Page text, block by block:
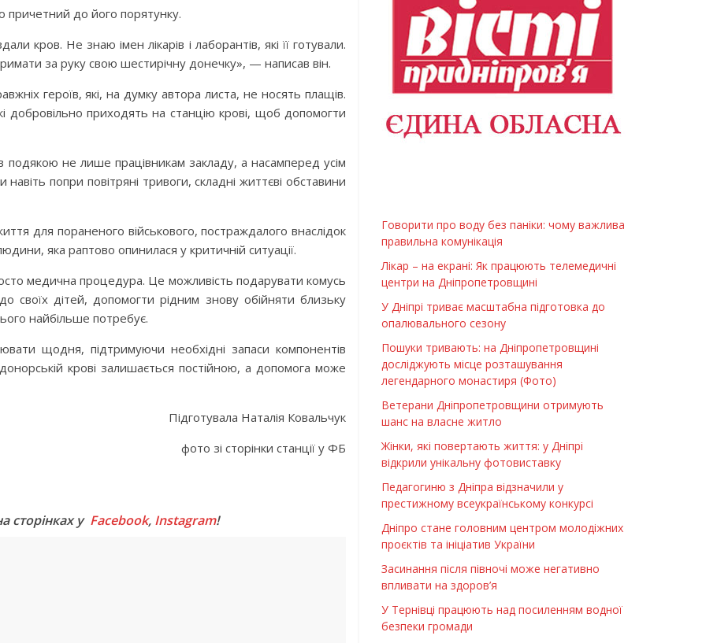
причетний до його порятунку.
кров. Не знаю імен лікарів і лаборантів, які її готували.
за руку свою шестирічну донечку», — написав він.
героїв, які, на думку автора листа, не носять плащів.
добровільно приходять на станцію крові, щоб допомогти
подякою не лише працівникам закладу, а насамперед усім
попри повітряні тривоги, складні життєві обставини
для пораненого військового, постраждалого внаслідок
яка раптово опинилася у критичній ситуації.
медична процедура. Це можливість подарувати комусь
своїх дітей, допомогти рідним знову обійняти близьку
найбільше потребує.
щодня, підтримуючи необхідні запаси компонентів
крові залишається постійною, а допомога може
Підготувала Наталія Ковальчук
фото зі сторінки станції у ФБ
сторінках у Facebook, Instagram!
Говорити про воду без паніки: чому важлива
правильна комунікація
Лікар – на екрані: Як працюють телемедичні
центри на Дніпропетровщині
У Дніпрі триває масштабна підготовка до
опалювального сезону
Пошуки тривають: на Дніпропетровщині
досліджують місце розташування
легендарного монастиря (Фото)
Ветерани Дніпропетровщини отримують
шанс на власне житло
Жінки, які повертають життя: у Дніпрі
відкрили унікальну фотовиставку
Педагогиню з Дніпра відзначили у
престижному всеукраїнському конкурсі
Дніпро стане головним центром молодіжних
проєктів та ініціатив України
Засинання після півночі може негативно
впливати на здоров’я
У Тернівці працюють над посиленням водної
безпеки громади